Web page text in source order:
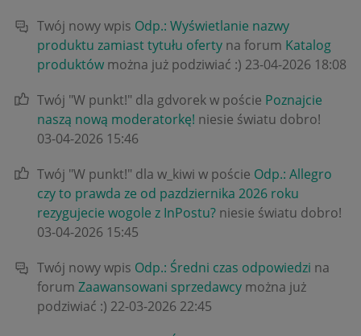
Twój nowy wpis Odp.: Wyświetlanie nazwy
produktu zamiast tytułu oferty na forum Katalog
produktów można już podziwiać :) ‎23-04-2026 18:08
Twój "W punkt!" dla gdvorek w poście Poznajcie
naszą nową moderatorkę! niesie światu dobro!
‎03-04-2026 15:46
Twój "W punkt!" dla w_kiwi w poście Odp.: Allegro
czy to prawda ze od pazdziernika 2026 roku
rezygujecie wogole z InPostu? niesie światu dobro!
‎03-04-2026 15:45
Twój nowy wpis Odp.: Średni czas odpowiedzi na
forum Zaawansowani sprzedawcy można już
podziwiać :) ‎22-03-2026 22:45